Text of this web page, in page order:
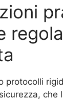
protocolli
che